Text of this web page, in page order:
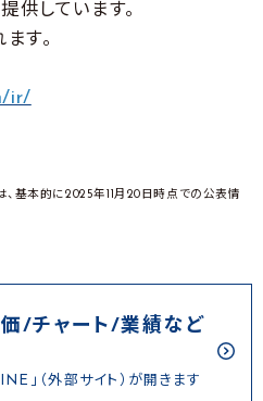
供しています。
す。
ir/
、基本的に2025年11月20日時点での公表情
/チャート/業績など
」（外部サイト）が開きます